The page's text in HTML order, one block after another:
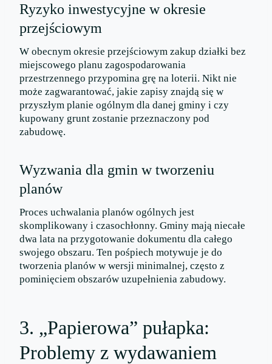
Ryzyko inwestycyjne w okresie
przejściowym
W obecnym okresie przejściowym zakup działki bez
miejscowego planu zagospodarowania
przestrzennego przypomina grę na loterii. Nikt nie
może zagwarantować, jakie zapisy znajdą się w
przyszłym planie ogólnym dla danej gminy i czy
kupowany grunt zostanie przeznaczony pod
zabudowę.
Wyzwania dla gmin w tworzeniu
planów
Proces uchwalania planów ogólnych jest
skomplikowany i czasochłonny. Gminy mają niecałe
dwa lata na przygotowanie dokumentu dla całego
swojego obszaru. Ten pośpiech motywuje je do
tworzenia planów w wersji minimalnej, często z
pominięciem obszarów uzupełnienia zabudowy.
3. „Papierowa” pułapka:
Problemy z wydawaniem